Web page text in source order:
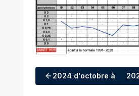
2024 d'octobre à